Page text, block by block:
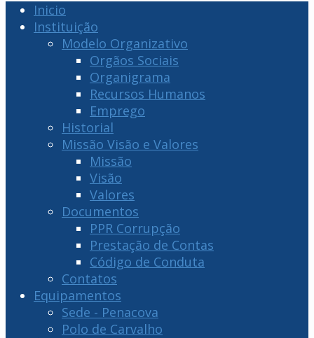
Inicio
Instituição
Modelo Organizativo
Orgãos Sociais
Organigrama
Recursos Humanos
Emprego
Historial
Missão Visão e Valores
Missão
Visão
Valores
Documentos
PPR Corrupção
Prestação de Contas
Código de Conduta
Contatos
Equipamentos
Sede - Penacova
Polo de Carvalho